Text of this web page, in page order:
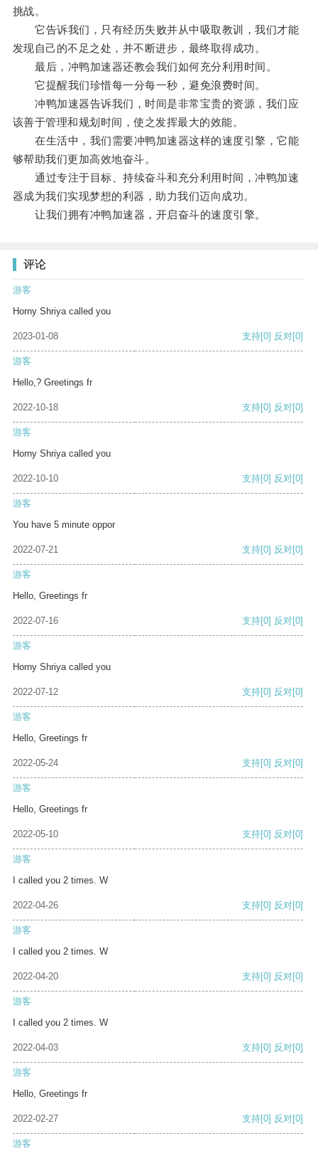
挑战。
它告诉我们，只有经历失败并从中吸取教训，我们才能
发现自己的不足之处，并不断进步，最终取得成功。
最后，冲鸭加速器还教会我们如何充分利用时间。
它提醒我们珍惜每一分每一秒，避免浪费时间。
冲鸭加速器告诉我们，时间是非常宝贵的资源，我们应
该善于管理和规划时间，使之发挥最大的效能。
在生活中，我们需要冲鸭加速器这样的速度引擎，它能
够帮助我们更加高效地奋斗。
通过专注于目标、持续奋斗和充分利用时间，冲鸭加速
器成为我们实现梦想的利器，助力我们迈向成功。
让我们拥有冲鸭加速器，开启奋斗的速度引擎。
评论
游客
Horny Shriya called you
2023-01-08 支持[0] 反对[0]
游客
Hello,? Greetings fr
2022-10-18 支持[0] 反对[0]
游客
Horny Shriya called you
2022-10-10 支持[0] 反对[0]
游客
You have 5 minute oppor
2022-07-21 支持[0] 反对[0]
游客
Hello, Greetings fr
2022-07-16 支持[0] 反对[0]
游客
Horny Shriya called you
2022-07-12 支持[0] 反对[0]
游客
Hello, Greetings fr
2022-05-24 支持[0] 反对[0]
游客
Hello, Greetings fr
2022-05-10 支持[0] 反对[0]
游客
I called you 2 times. W
2022-04-26 支持[0] 反对[0]
游客
I called you 2 times. W
2022-04-20 支持[0] 反对[0]
游客
I called you 2 times. W
2022-04-03 支持[0] 反对[0]
游客
Hello, Greetings fr
2022-02-27 支持[0] 反对[0]
游客